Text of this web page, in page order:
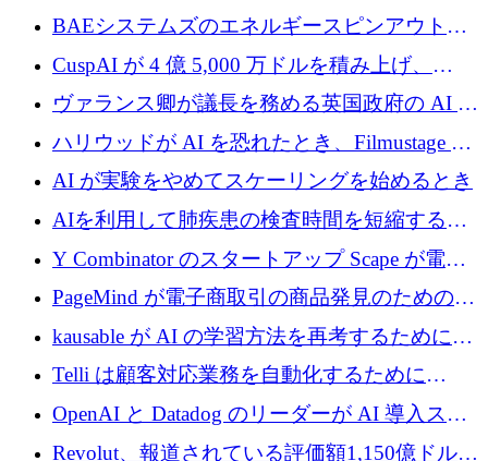
上の取引に 10 億ユーロ以上を投資
BAEシステムズのエネルギースピンアウト原
子力タービンが1500万ポンドの資金調達でス
テルスから浮上
CuspAI が 4 億 5,000 万ドルを積み上げ、
Resist.UA が 5,000 万ユーロの基金を立ち上
げ、DSIT が廃止される
ヴァランス卿が議長を務める英国政府の AI タ
スクフォースが発足
ハリウッドが AI を恐れたとき、Filmustage は
代わりにプリプロダクションに賭けました
AI が実験をやめてスケーリングを始めるとき
AIを利用して肺疾患の検査時間を短縮する英
国のヘルステック挑戦者が1900万ドルを獲得
Y Combinator のスタートアップ Scape が電子
メールを再考するために 320 万ドルを調達し
てステルスから浮上
PageMind が電子商取引の商品発見のための
AI を拡張するために 120 万ユーロを調達
kausable が AI の学習方法を再考するために
1,200 万ユーロを調達
Telli は顧客対応業務を自動化するために
1,500 万ドルのシードを確保
OpenAI と Datadog のリーダーが AI 導入スタ
ートアップ Arrakis を支援
Revolut、報道されている評価額1,150億ドルで